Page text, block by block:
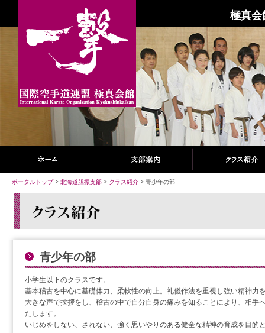
極真会
ポータルトップ> 北海道胆振支部 > クラス紹介 > 青少年の部
青少年の部
小学生以下のクラスです。
基本稽古を中心に基礎体力、柔軟性の向上。礼儀作法を重視し強い精神力
大きな声で挨拶をし、稽古の中で自分自身の痛みを知ることにより、相手
たします。
いじめをしない、されない、強く思いやりのある健全な精神の育成を目的